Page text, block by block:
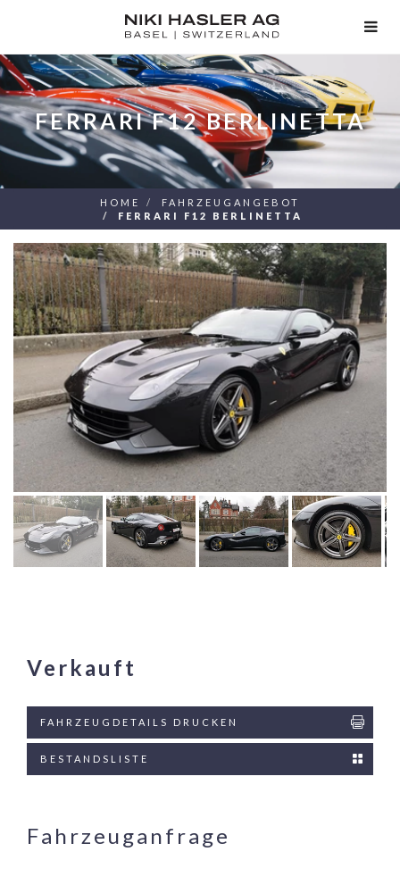
FERRARI F12 BERLINETTA
HOME
FAHRZEUGANGEBOT
FERRARI F12 BERLINETTA
Verkauft
FAHRZEUGDETAILS DRUCKEN
BESTANDSLISTE
Fahrzeuganfrage